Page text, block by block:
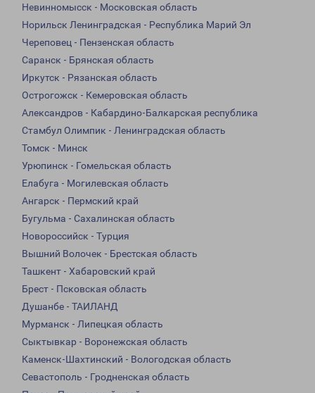
Невинномысск - Московская область
Норильск Ленинградская - Республика Марий Эл
Череповец - Пензенская область
Саранск - Брянская область
Иркутск - Рязанская область
Острогожск - Кемеровская область
Александров - Кабардино-Балкарская республика
Стамбул Олимпик - Ленинградская область
Томск - Минск
Урюпинск - Гомельская область
Елабуга - Могилевская область
Ангарск - Пермский край
Бугульма - Сахалинская область
Новороссийск - Турция
Вышний Волочек - Брестская область
Ташкент - Хабаровский край
Брест - Псковская область
Душанбе - ТАИЛАНД
Мурманск - Липецкая область
Сыктывкар - Воронежская область
Каменск-Шахтинский - Вологодская область
Севастополь - Гродненская область